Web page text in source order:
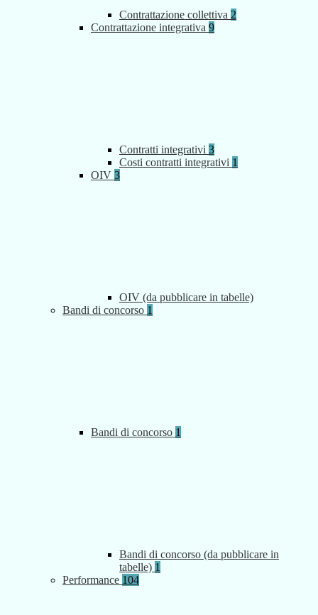
Contrattazione collettiva 2
Contrattazione integrativa 9
Contratti integrativi 3
Costi contratti integrativi 1
OIV 3
OIV (da pubblicare in tabelle)
Bandi di concorso 1
Bandi di concorso 1
Bandi di concorso (da pubblicare in
tabelle) 1
Performance 104